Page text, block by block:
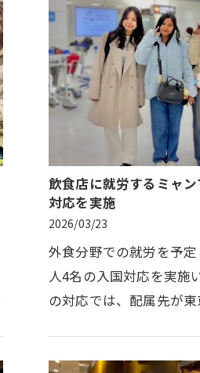
飲食店に就労するミャ
対応を実施
2026/03/23
外食分野での就労を予
人4名の入国対応を実施
の対応では、配属先が